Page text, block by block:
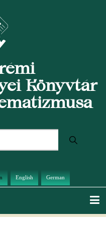
Könyvtár
English German